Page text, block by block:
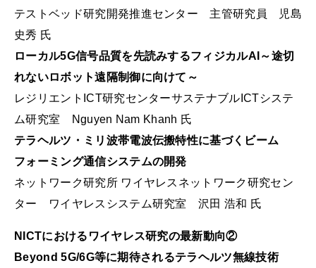
テストベッド研究開発推進センター 主管研究員 児島
史秀 氏
ローカル5G信号品質を先読みするフィジカルAI～途切
れないロボット遠隔制御に向けて～
レジリエントICT研究センターサステナブルICTシステ
ム研究室 Nguyen Nam Khanh 氏
テラヘルツ・ミリ波帯電波伝搬特性に基づくビーム
フォーミング通信システムの開発
ネットワーク研究所 ワイヤレスネットワーク研究セン
ター ワイヤレスシステム研究室 沢田 浩和 氏
NICTにおけるワイヤレス研究の最新動向②
Beyond 5G/6G等に期待されるテラヘルツ無線技術